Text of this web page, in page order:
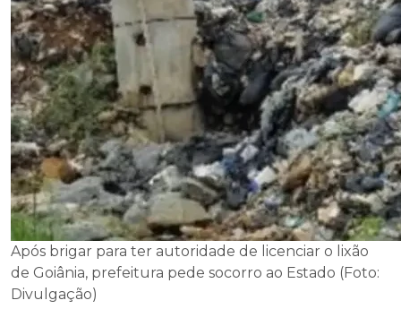
Após brigar para ter autoridade de licenciar o lixão
de Goiânia, prefeitura pede socorro ao Estado (Foto:
Divulgação)